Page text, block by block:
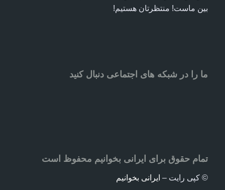
بین ماست! منتظرتان هستیم!
ما را در شبکه های اجتماعی دنبال کنید
تمام حقوق برای ایرانی بخوانیم محفوظ است
© کپی رایت – ایرانی بخوانیم